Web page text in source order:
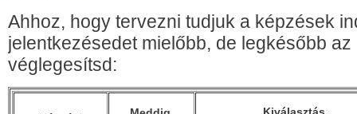
Ahhoz, hogy tervezni tudjuk a képzések
jelentkezésedet mielőbb, de legkésőbb
véglegesítsd:
Kiválasztás,